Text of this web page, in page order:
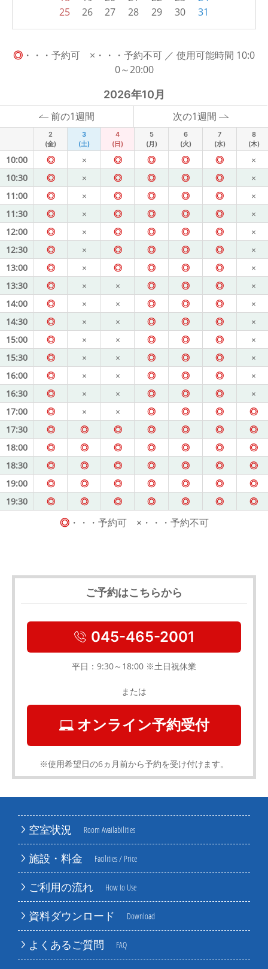
空室状況 Room Availabilities
施設・料金 Facilities / Price
ご利用の流れ How to Use
資料ダウンロード Download
よくあるご質問 FAQ
25
26 27 28 29 30 31
◎ ・・・予約可 ×・・・予約不可 ／ 使用可能時間 10:0
0～20:00
2026年10月
前の1週間 次の1週間
2
(金)
3
(土)
4
(日)
5
(月)
6
(火)
7
(水)
8
(木)
10:00 ◎ × ◎ ◎ ◎ ◎
×
10:30
◎ × ◎ ◎ ◎ ◎
×
11:00
◎ × ◎ ◎ ◎ ◎
×
11:30
◎ × ◎ ◎ ◎ ◎
×
12:00
◎ × ◎ ◎ ◎ ◎
×
12:30
◎ × ◎ ◎ ◎ ◎
×
13:00
◎ × ◎ ◎ ◎ ◎
×
13:30
◎ × × ◎ ◎ ◎
×
14:00
◎ × × ◎ ◎ ◎
×
14:30
◎ × × ◎ ◎ ◎
×
15:00
◎ × × ◎ ◎ ◎
×
15:30
◎ × × ◎ ◎ ◎
×
16:00
◎ × × ◎ ◎ ◎
×
16:30
◎ × × ◎ ◎ ◎
×
17:00
◎ × × ◎ ◎ ◎
◎
17:30
◎ ◎ ◎ ◎ ◎ ◎
◎
18:00
◎ ◎ ◎ ◎ ◎ ◎
◎
18:30
◎ ◎ ◎ ◎ ◎ ◎
◎
19:00
◎ ◎ ◎ ◎ ◎ ◎
◎
19:30
◎ ◎ ◎ ◎ ◎ ◎ ◎
◎・・・予約可 ×・・・予約不可
ご予約はこちらから
045-465-2001
平日：9:30～18:00 ※土日祝休業
または
オンライン予約受付
※使用希望日の6ヵ月前から予約を受け付けます。